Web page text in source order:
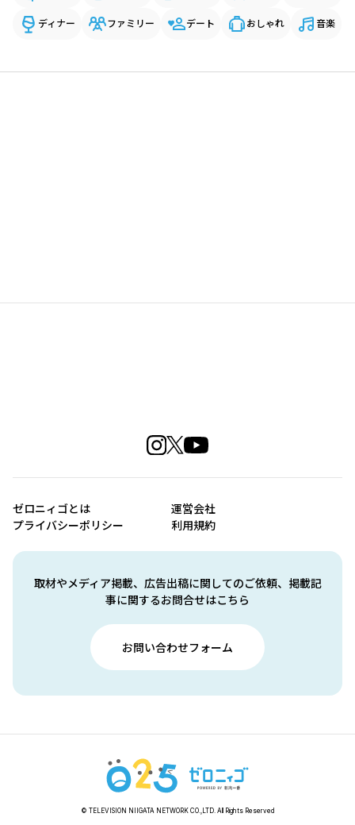
ディナー ファミリー デート おしゃれ 音楽
取材やメディア掲載、広告出稿に関してのご依頼、掲載記
事に関するお問合せはこちら
お問い合わせフォーム
ゼロニィゴとは
運営会社
プライバシーポリシー
利用規約
© TELEVISION NIIGATA NETWORK CO.,LTD. All Rights Reserved